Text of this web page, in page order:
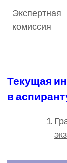
Экспертная
комиссия
Текущая
в